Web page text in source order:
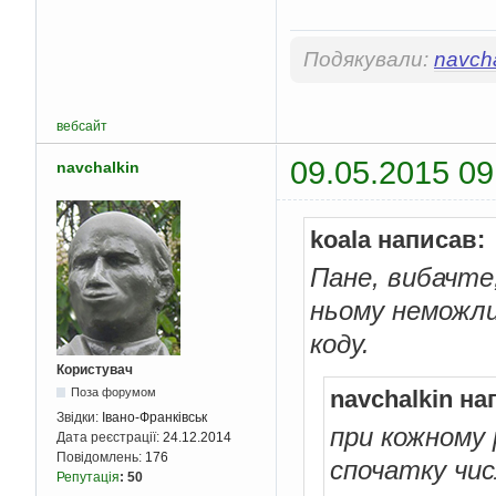
Подякували:
вебсайт
navchalkin 09.05.2015
Користувач
Поза форумом
Звідки: Івано-Франківськ
Дата реєстрації: 24.12.2014
Повідомлень: 176
Репутація: 50
koala написав:
Пане,
ньому
коду.
navchalkin
при кожному
спочатку